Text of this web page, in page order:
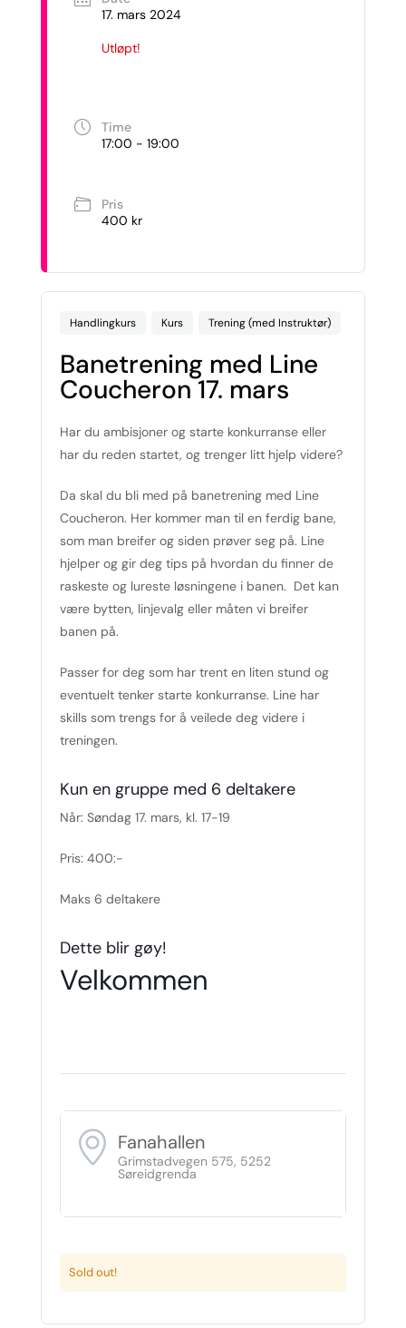
17. mars 2024
Utløpt!
Time
17:00 - 19:00
Pris
400 kr
Handlingkurs Kurs Trening (med Instruktør)
Banetrening med Line
Coucheron 17. mars
Har du ambisjoner og starte konkurranse eller
har du reden startet, og trenger litt hjelp videre?
Da skal du bli med på banetrening med Line
Coucheron. Her kommer man til en ferdig bane,
som man breifer og siden prøver seg på. Line
hjelper og gir deg tips på hvordan du finner de
raskeste og lureste løsningene i banen. Det kan
være bytten, linjevalg eller måten vi breifer
banen på.
Passer for deg som har trent en liten stund og
eventuelt tenker starte konkurranse. Line har
skills som trengs for å veilede deg videre i
treningen.
Kun en gruppe med 6 deltakere
Når: Søndag 17. mars, kl. 17-19
Pris: 400:-
Maks 6 deltakere
Dette blir gøy!
Velkommen
Fanahallen
Grimstadvegen 575, 5252
Søreidgrenda
Sold out!